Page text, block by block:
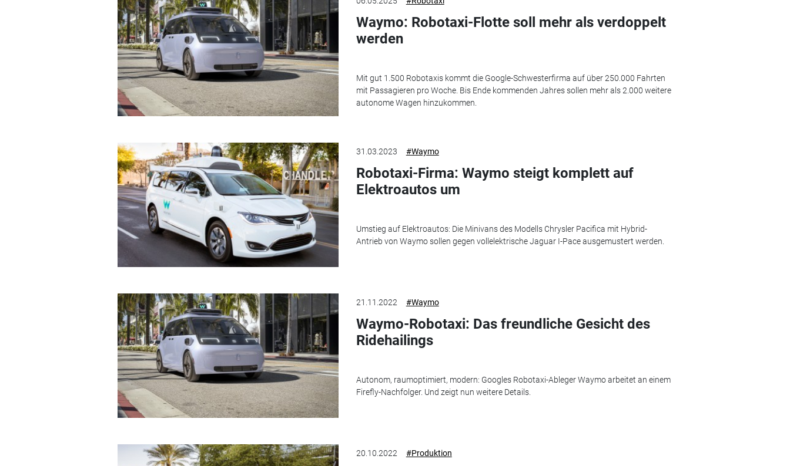
Waymo: Robotaxi-Flotte soll mehr als verdoppelt
werden
Mit gut 1.500 Robotaxis kommt die Google-Schwesterfirma auf über 250.000 Fahrten
mit Passagieren pro Woche. Bis Ende kommenden Jahres sollen mehr als 2.000 weitere
autonome Wagen hinzukommen.
31.03.2023 #Waymo
Robotaxi-Firma: Waymo steigt komplett auf
Elektroautos um
Umstieg auf Elektroautos: Die Minivans des Modells Chrysler Pacifica mit Hybrid-
Antrieb von Waymo sollen gegen vollelektrische Jaguar I-Pace ausgemustert werden.
21.11.2022 #Waymo
Waymo-Robotaxi: Das freundliche Gesicht des
Ridehailings
Autonom, raumoptimiert, modern: Googles Robotaxi-Ableger Waymo arbeitet an einem
Firefly-Nachfolger. Und zeigt nun weitere Details.
20.10.2022 #Produktion